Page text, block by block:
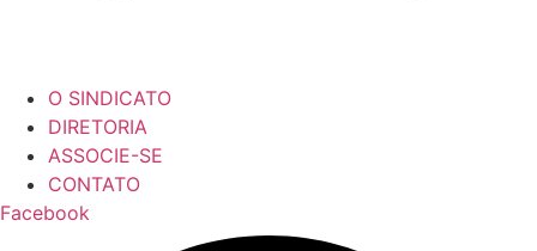
O SINDICATO
DIRETORIA
ASSOCIE-SE
CONTATO
Facebook